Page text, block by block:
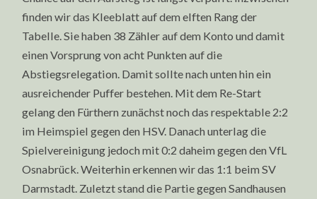
finden wir das Kleeblatt auf dem elften Rang der
Tabelle. Sie haben 38 Zähler auf dem Konto und damit
einen Vorsprung von acht Punkten auf die
Abstiegsrelegation. Damit sollte nach unten hin ein
ausreichender Puffer bestehen. Mit dem Re-Start
gelang den Fürthern zunächst noch das respektable 2:2
im Heimspiel gegen den HSV. Danach unterlag die
Spielvereinigung jedoch mit 0:2 daheim gegen den VfL
Osnabrück. Weiterhin erkennen wir das 1:1 beim SV
Darmstadt. Zuletzt stand die Partie gegen Sandhausen